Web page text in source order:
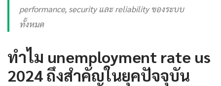
performance, security และ reliability ของระบบ
ทั้งหมด
ทำไม unemployment rate us
2024 ถึงสำคัญในยุคปัจจุบัน